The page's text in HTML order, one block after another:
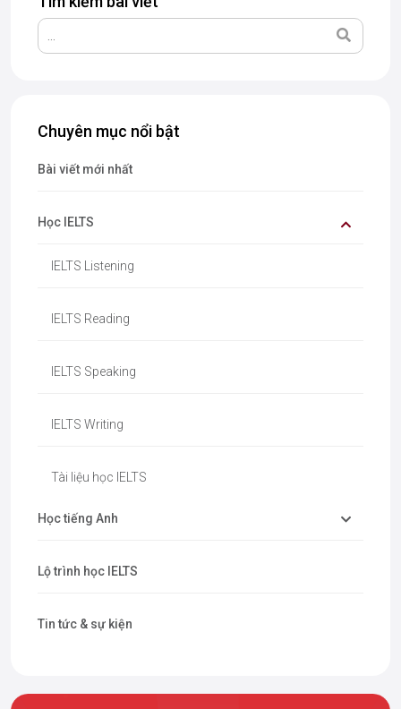
Chuyên mục nổi bật
Bài viết mới nhất
Học IELTS
IELTS Listening
IELTS Reading
IELTS Speaking
IELTS Writing
Tài liệu học IELTS
Học tiếng Anh
Lộ trình học IELTS
Tin tức & sự kiện